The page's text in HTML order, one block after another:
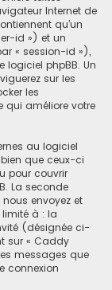
Internet de
qu’un
id ») et un
« session-id »),
phpBB. Un
sur les
les
qui améliore votre
au logiciel
que ceux-ci
pour couvrir
La seconde
envoyez et
limité à : la
(désignée ci-
sur « Caddy
messages que
connexion